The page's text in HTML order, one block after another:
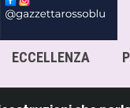
ECCELLENZA